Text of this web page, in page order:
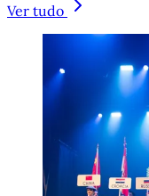
Ver tudo